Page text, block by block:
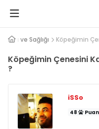
ve Sağlığı Köpeğimin
Köpeğimin Çenesini
?
iSSo
48 Puan